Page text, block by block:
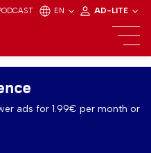
EN AD-LITE
ads for 1.99€ per month or